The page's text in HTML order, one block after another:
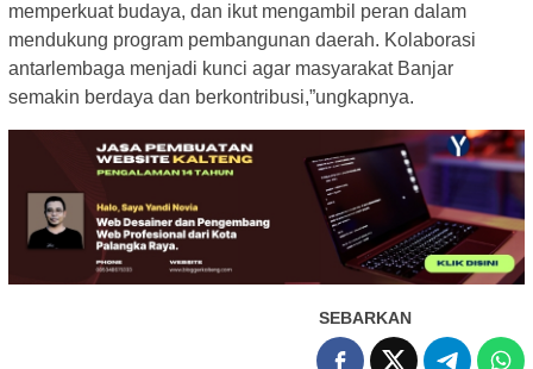
memperkuat budaya, dan ikut mengambil peran dalam
mendukung program pembangunan daerah. Kolaborasi
antarlembaga menjadi kunci agar masyarakat Banjar
semakin berdaya dan berkontribusi,”ungkapnya.
SEBARKAN